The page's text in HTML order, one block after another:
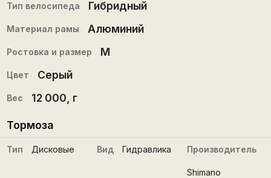
Тип велосипеда Гибридный
Материал рамы Алюминий
Ростовка и размер M
Цвет Серый
Вес 12 000 , г
Тормоза
Тип Дисковые Вид Гидравлика Производитель
Shimano